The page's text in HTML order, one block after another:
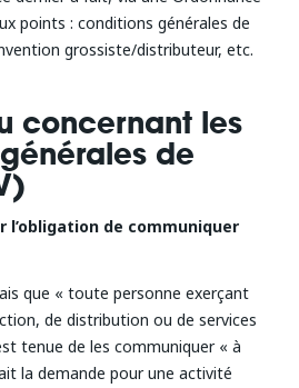
points : conditions générales de
grossiste/distributeur, etc.
concernant les
de
l’obligation de communiquer
que « toute personne exerçant
de distribution ou de services
tenue de les communiquer « à
la demande pour une activité